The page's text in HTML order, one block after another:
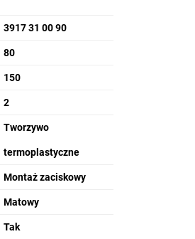
3917 31 00 90
80
150
2
Tworzywo
termoplastyczne
Montaż zaciskowy
Matowy
Tak